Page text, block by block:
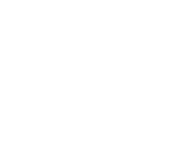
“Kami bersama Kapolda,
Kota dan semua unsur
tiba kami sambut, pulang
kontribusi kami, peduli
mudik dari perantauan.